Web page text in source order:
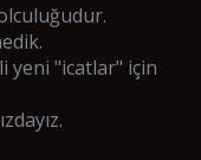
yeni "icatlar" için